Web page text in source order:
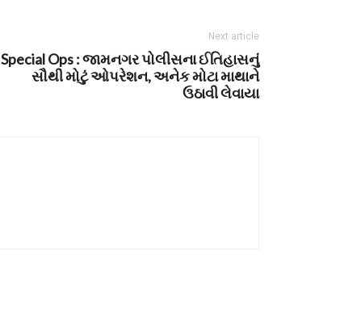
Next article
Special Ops : જામનગર પોલીસના ઈતિહાસનું
સૌથી મોટું ઓપરેશન, અનેક મોટા માથાને
ઉઠાવી લેવાયા